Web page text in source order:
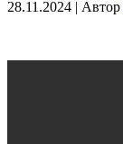
28.11.2024 | Автор